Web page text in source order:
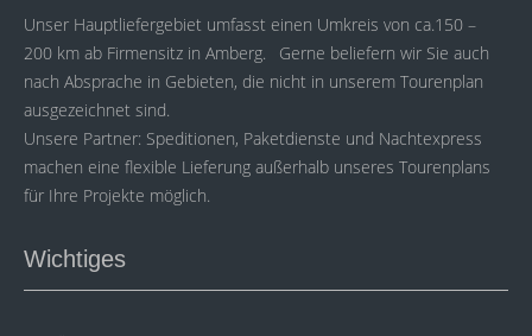
Unser Hauptliefergebiet umfasst einen Umkreis von ca.150 –
200 km ab Firmensitz in Amberg. Gerne beliefern wir Sie auch
nach Absprache in Gebieten, die nicht in unserem Tourenplan
ausgezeichnet sind.
Unsere Partner: Speditionen, Paketdienste und Nachtexpress
machen eine flexible Lieferung außerhalb unseres Tourenplans
für Ihre Projekte möglich.
Wichtiges